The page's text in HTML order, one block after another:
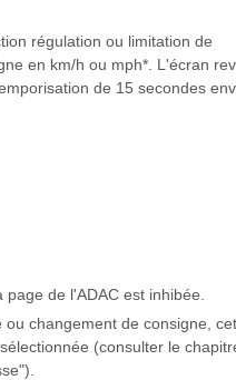
régulation ou limitation de
en km/h ou mph*. L'écran
de 15 secondes
de l'ADAC est inhibée.
changement de consigne,
(consulter le